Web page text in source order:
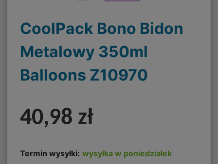
CoolPack Bono Bidon
Metalowy 350ml
Balloons Z10970
40,98 zł
Termin wysyłki: wysyłka w poniedziałek